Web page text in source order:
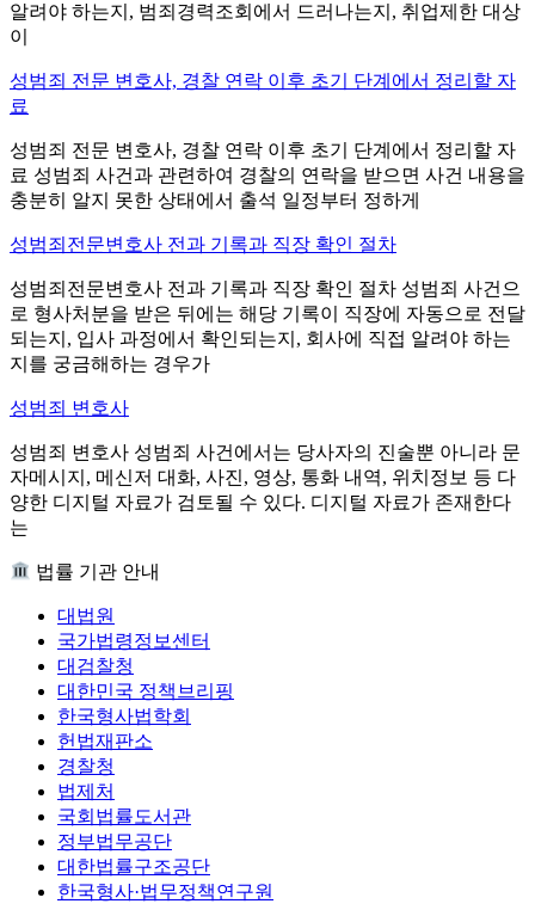
알려야 하는지, 범죄경력조회에서 드러나는지, 취업제한 대상
이
성범죄 전문 변호사, 경찰 연락 이후 초기 단계에서 정리할 자
료
성범죄 전문 변호사, 경찰 연락 이후 초기 단계에서 정리할 자
료 성범죄 사건과 관련하여 경찰의 연락을 받으면 사건 내용을
충분히 알지 못한 상태에서 출석 일정부터 정하게
성범죄전문변호사 전과 기록과 직장 확인 절차
성범죄전문변호사 전과 기록과 직장 확인 절차 성범죄 사건으
로 형사처분을 받은 뒤에는 해당 기록이 직장에 자동으로 전달
되는지, 입사 과정에서 확인되는지, 회사에 직접 알려야 하는
지를 궁금해하는 경우가
성범죄 변호사
성범죄 변호사 성범죄 사건에서는 당사자의 진술뿐 아니라 문
자메시지, 메신저 대화, 사진, 영상, 통화 내역, 위치정보 등 다
양한 디지털 자료가 검토될 수 있다. 디지털 자료가 존재한다
는
법률 기관 안내
대법원
국가법령정보센터
대검찰청
대한민국 정책브리핑
한국형사법학회
헌법재판소
경찰청
법제처
국회법률도서관
정부법무공단
대한법률구조공단
한국형사·법무정책연구원